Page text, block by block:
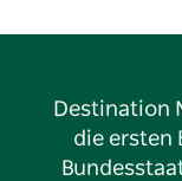
Destination
die ersten